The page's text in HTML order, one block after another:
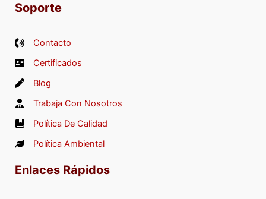
Soporte
Contacto
Certificados
Blog
Trabaja Con Nosotros
Política De Calidad
Política Ambiental
Enlaces Rápidos